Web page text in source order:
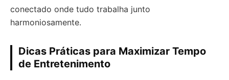
conectado onde tudo trabalha junto
harmoniosamente.
Dicas Práticas para Maximizar Tempo
de Entretenimento